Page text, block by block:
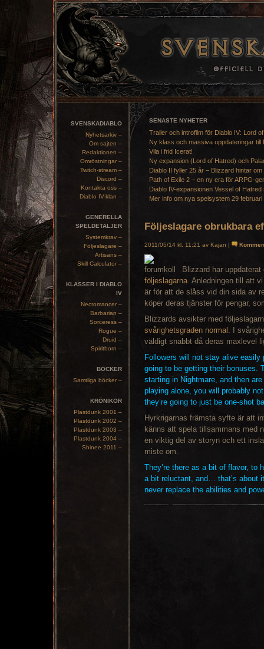
SVENSKADIABLO
Nyhetsarkiv –
Om sajten –
Redaktionen –
Omröstningar –
Twitch-stream –
Discord –
Kontakta oss –
Diablo IV-klan –
GENERELLA
SPELDETALJER
Systemkrav –
Följeslagare –
Artisans –
Skill Calculator –
KLASSER I DIABLO
IV
Necromancer –
Barbarian –
Sorceress –
Rogue –
Druid –
Spiritborn –
BÖCKER
Samtliga böcker –
KRÖNIKOR
Plastdunk 2001 –
Plastdunk 2002 –
Plastdunk 2003 –
Plastdunk 2004 –
Shinee 2011 –
SENASTE NYHETER
Trailer och introfilm för Diablo IV: Lord
Ny klass och massiva uppdateringar till
Vila i frid Icerat!
Ny expansion (Lord of Hatred) och
Diablo II fyller 25 år – Blizzard hintar om
Path of Exile 2 – en ny era för ARPG-
Diablo IV-expansionen Vessel of
Mer info om nya spelsystem 29 februari
Följeslagare obrukbara
2011/05/14 kl. 11:21 av Kajan |
Blizzard har
följeslagarna. Anledningen till att
är för att de slåss vid din sida av
köper deras tjänster för pengar,
Blizzards avsikter med
svårighetsgraden normal . I
väldigt snabbt då deras maxlevel
Followers will not stay alive easily
going to be getting their bonuses.
starting in Nightmare, and then
playing alone, you will probably
they’re going to just be one-shot
Hyrkrigarnas främsta syfte är att
känns att spela tillsammans med
en viktig del av storyn och ett
miste om.
They’re there as a bit of flavor, to
a bit reluctant, and… that’s about
never replace the abilities and